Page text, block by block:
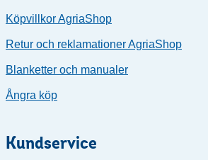
Köpvillkor AgriaShop
Retur och reklamationer AgriaShop
Blanketter och manualer
Ångra köp
Kundservice